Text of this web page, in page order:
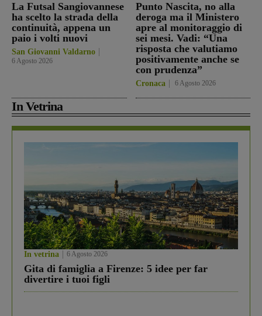
La Futsal Sangiovannese
ha scelto la strada della
continuità, appena un
paio i volti nuovi
San Giovanni Valdarno
6 Agosto 2026
Punto Nascita, no alla
deroga ma il Ministero
apre al monitoraggio di
sei mesi. Vadi: “Una
risposta che valutiamo
positivamente anche se
con prudenza”
Cronaca 6 Agosto 2026
In Vetrina
In vetrina 6 Agosto 2026
Gita di famiglia a Firenze: 5 idee per far
divertire i tuoi figli